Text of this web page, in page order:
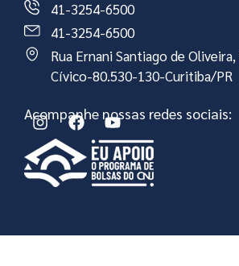
41-3254-6500
41-3254-6500
Rua Ernani Santiago de
Cívico-80.530-130-Curitiba/PR
Acompanhe nossas redes sociais: